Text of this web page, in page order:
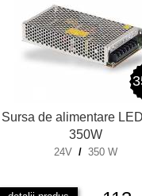
Sursa de alimentare
350W
24V / 350 W